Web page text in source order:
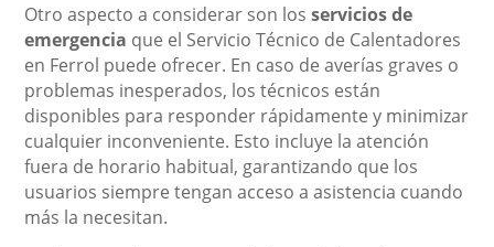
Otro aspecto a considerar son losservicios de
emergencia que el Servicio Técnico de Calentadores
en Ferrol puede ofrecer. En caso de averías graves o
problemas inesperados, los técnicos están
disponibles para responder rápidamente y minimizar
cualquier inconveniente. Esto incluye la atención
fuera de horario habitual, garantizando que los
usuarios siempre tengan acceso a asistencia cuando
más la necesitan.